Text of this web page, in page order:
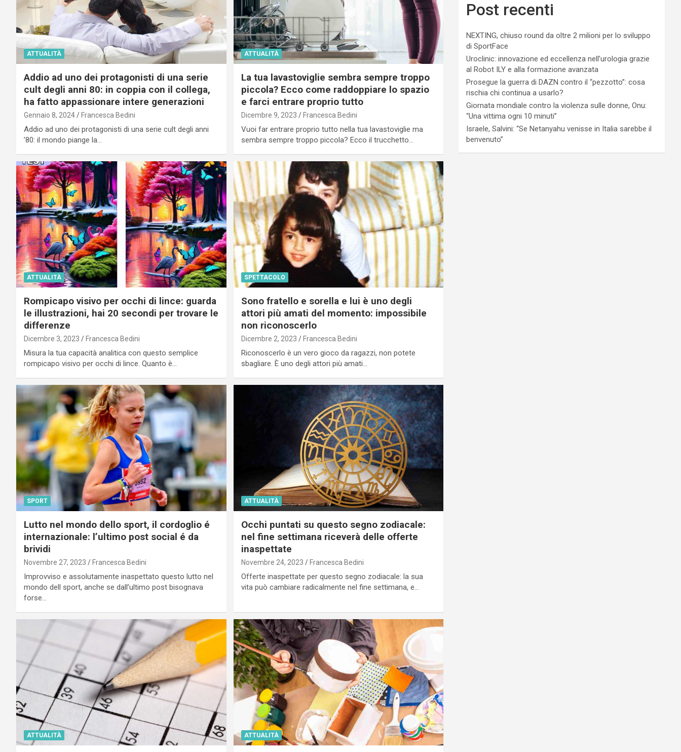
ATTUALITÀ
Addio ad uno dei protagonisti di una serie
cult degli anni 80: in coppia con il collega,
ha fatto appassionare intere generazioni
Gennaio 8, 2024 Francesca Bedini
Addio ad uno dei protagonisti di una serie cult degli anni
’80: il mondo piange la…
ATTUALITÀ
La tua lavastoviglie sembra sempre troppo
piccola? Ecco come raddoppiare lo spazio
e farci entrare proprio tutto
Dicembre 9, 2023 Francesca Bedini
Vuoi far entrare proprio tutto nella tua lavastoviglie ma
sembra sempre troppo piccola? Ecco il trucchetto…
ATTUALITÀ
Rompicapo visivo per occhi di lince: guarda
le illustrazioni, hai 20 secondi per trovare le
differenze
Dicembre 3, 2023 Francesca Bedini
Misura la tua capacità analitica con questo semplice
rompicapo visivo per occhi di lince. Quanto è…
SPETTACOLO
Sono fratello e sorella e lui è uno degli
attori più amati del momento: impossibile
non riconoscerlo
Dicembre 2, 2023 Francesca Bedini
Riconoscerlo è un vero gioco da ragazzi, non potete
sbagliare. È uno degli attori più amati…
SPORT
Lutto nel mondo dello sport, il cordoglio é
internazionale: l’ultimo post social é da
brividi
Novembre 27, 2023 Francesca Bedini
Improvviso e assolutamente inaspettato questo lutto nel
mondo dell sport, anche se dall’ultimo post bisognava
forse…
ATTUALITÀ
Occhi puntati su questo segno zodiacale:
nel fine settimana riceverà delle offerte
inaspettate
Novembre 24, 2023 Francesca Bedini
Offerte inaspettate per questo segno zodiacale: la sua
vita può cambiare radicalmente nel fine settimana, e…
ATTUALITÀ ATTUALITÀ
Post recenti
NEXTING, chiuso round da oltre 2 milioni per lo sviluppo
di SportFace
Uroclinic: innovazione ed eccellenza nell’urologia grazie
al Robot ILY e alla formazione avanzata
Prosegue la guerra di DAZN contro il “pezzotto”: cosa
rischia chi continua a usarlo?
Giornata mondiale contro la violenza sulle donne, Onu:
“Una vittima ogni 10 minuti”
Israele, Salvini: “Se Netanyahu venisse in Italia sarebbe il
benvenuto”